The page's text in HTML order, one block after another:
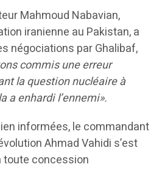
Mahmoud Nabavian,
iranienne au Pakistan, a
négociations par Ghalibaf,
commis une erreur
la question nucléaire à
a enhardi l’ennemi».
informées, le commandant
Ahmad Vahidi s’est
toute concession